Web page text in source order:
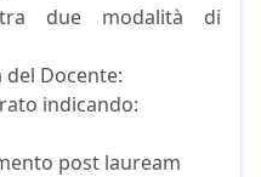
tra due modalità di
Docente:
indicando:
post lauream